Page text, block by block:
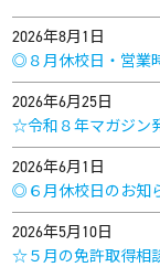
2026年8月1日
◎８月休校日・営業
2026年6月25日
☆令和８年マガジン
2026年6月1日
◎６月休校日のお知
2026年5月10日
☆５月の免許取得相